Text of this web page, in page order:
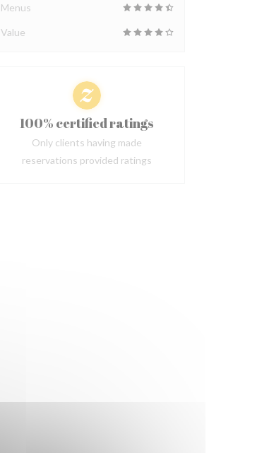
Menus
Value
100% certified ratings
Only clients having made
reservations provided ratings